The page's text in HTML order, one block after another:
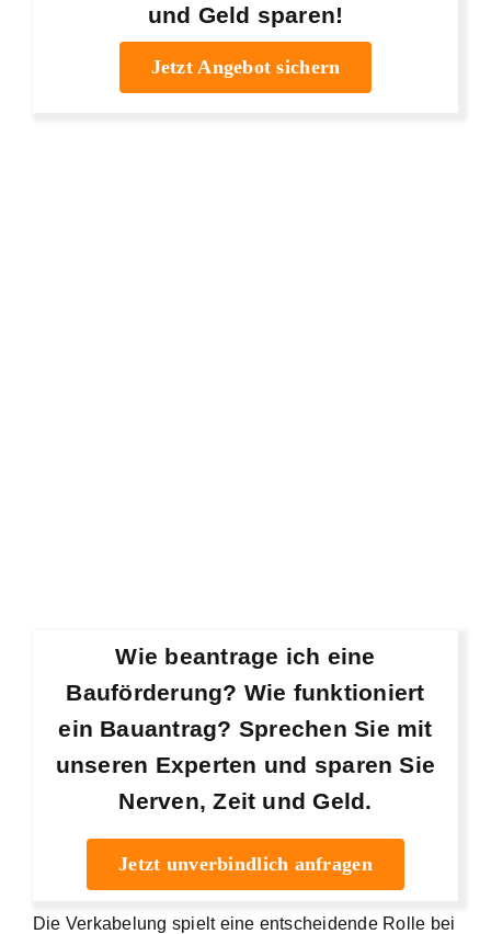
und Geld sparen!
Jetzt Angebot sichern
Wie beantrage ich eine
Bauförderung? Wie funktioniert
ein Bauantrag? Sprechen Sie mit
unseren Experten und sparen Sie
Nerven, Zeit und Geld.
Jetzt unverbindlich anfragen
Die Verkabelung spielt eine entscheidende Rolle bei